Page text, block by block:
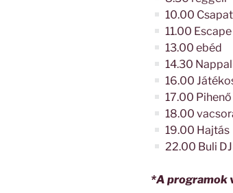
10.00
11.00
13.00 ebéd
14.30
16.00
17.00 Pihenő
18.00
19.00 Hajtás
22.00 Buli
*A programok